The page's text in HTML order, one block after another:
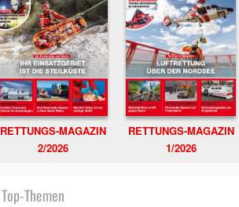
RETTUNGS-MAGAZIN
2/2026
RETTUNGS-MAGAZIN
1/2026
Top-Themen